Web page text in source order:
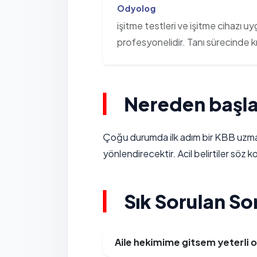
Odyolog
işitme testleri ve işitme cihazı
profesyonelidir. Tanı sürecinde
Nereden
Çoğu durumda ilk adım bir KBB
yönlendirecektir. Acil belirtiler söz
Sık Sorulan
Aile hekimime gitsem yeterli